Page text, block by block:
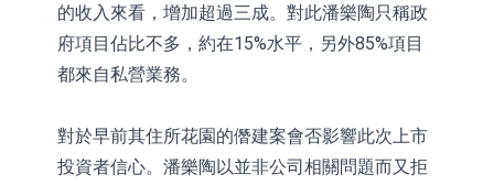
的收入來看，增加超過三成。對此潘樂陶只稱政
府項目佔比不多，約在15%水平，另外85%項目
都來自私營業務。
對於早前其住所花園的僭建案會否影響此次上市
投資者信心。潘樂陶以並非公司相關問題而又拒